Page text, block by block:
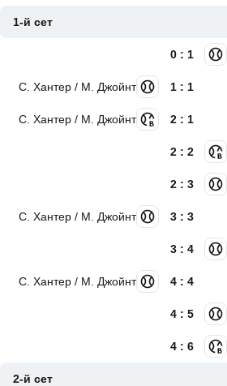
1-й сет
0 : 1
С. Хантер / М. Джойнт 1 : 1
С. Хантер / М. Джойнт 2 : 1
2 : 2
2 : 3
С. Хантер / М. Джойнт 3 : 3
3 : 4
С. Хантер / М. Джойнт 4 : 4
4 : 5
4 : 6
2-й сет